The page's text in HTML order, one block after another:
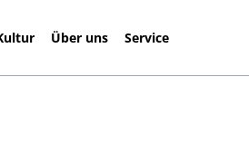
Über uns Service